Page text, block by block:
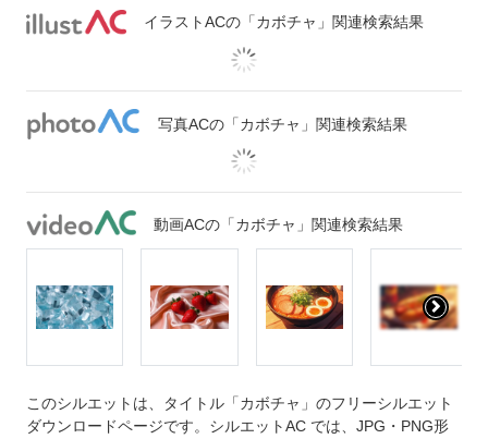
イラストACの「カボチャ」関連検索結果
写真ACの「カボチャ」関連検索結果
動画ACの「カボチャ」関連検索結果
このシルエットは、タイトル「カボチャ」のフリーシルエット
ダウンロードページです。シルエットAC では、JPG・PNG形